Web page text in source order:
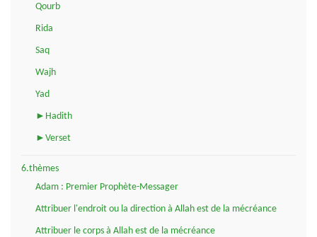
Qourb
Rida
Saq
Wajh
Yad
►Hadith
►Verset
6.thèmes
Adam : Premier Prophète-Messager
Attribuer l'endroit ou la direction à Allah est de la mécréance
Attribuer le corps à Allah est de la mécréance